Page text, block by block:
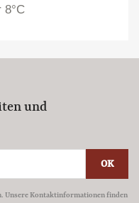
8°C
und
Unsere Kontaktinformationen finden